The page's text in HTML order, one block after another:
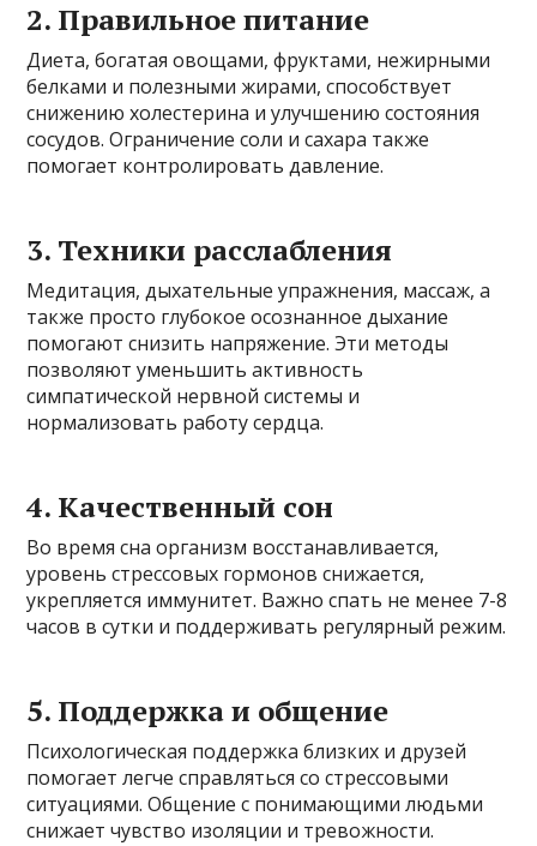
2. Правильное питание
Диета, богатая овощами, фруктами, нежирными
белками и полезными жирами, способствует
снижению холестерина и улучшению состояния
сосудов. Ограничение соли и сахара также
помогает контролировать давление.
3. Техники расслабления
Медитация, дыхательные упражнения, массаж, а
также просто глубокое осознанное дыхание
помогают снизить напряжение. Эти методы
позволяют уменьшить активность
симпатической нервной системы и
нормализовать работу сердца.
4. Качественный сон
Во время сна организм восстанавливается,
уровень стрессовых гормонов снижается,
укрепляется иммунитет. Важно спать не менее 7-8
часов в сутки и поддерживать регулярный режим.
5. Поддержка и общение
Психологическая поддержка близких и друзей
помогает легче справляться со стрессовыми
ситуациями. Общение с понимающими людьми
снижает чувство изоляции и тревожности.